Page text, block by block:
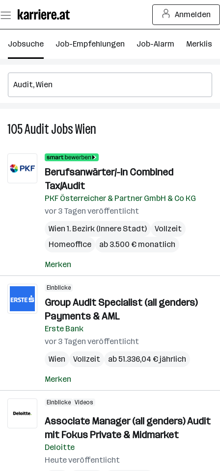
Seiteninhalt
springen
Anmelden
Jobsuche Job-Empfehlungen Job-Alarm Merkliste
105AuditJobsWien
in
Wien
Berufsanwärter/-in Combined
Tax/Audit
PKF Österreicher & Partner GmbH & Co KG
vor 3 Tagen veröffentlicht
Wien 1. Bezirk (Innere Stadt)
Vollzeit
Homeoffice
ab 3.500 € monatlich
Merken
Einblicke
Group Audit Specialist (all genders)
Payments & AML
Erste Bank
vor 3 Tagen veröffentlicht
Wien
Vollzeit ab 51.336,04 € jährlich
Merken
Einblicke Videos
Associate Manager (all genders) Audit
mit Fokus Private & Midmarket
Deloitte
Heute veröffentlicht